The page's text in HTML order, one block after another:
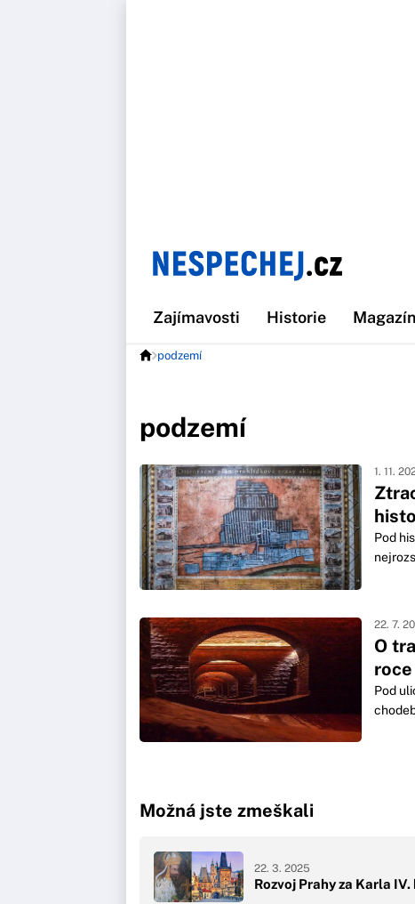
Zajímavosti Historie Magazín
podzemí
podzemí
1. 11.
Pod
O
22. 7.
Pod
Možná jste zmeškali
Rozvoj Prahy za Karla
22. 3. 2025